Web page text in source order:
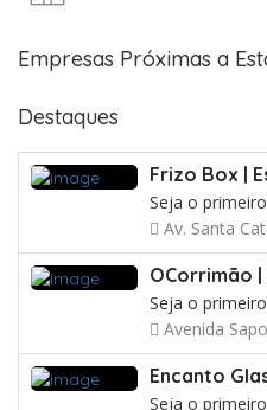
Empresas Próximas a
Destaques
Frizo Box |
Seja o
Av. Santa
OCorrimão
Seja o
Avenida
Encanto
Seja o